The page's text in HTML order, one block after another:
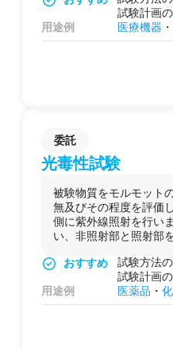
試験計画
用途例
医療機器 ・
委託
光毒性試験
被験物質をモルモット
無及びその程度を評価
側に紫外線照射を行い
い、非照射部と照射部
おすすめ
試験方法
試験計画
用途例
医薬品 ・